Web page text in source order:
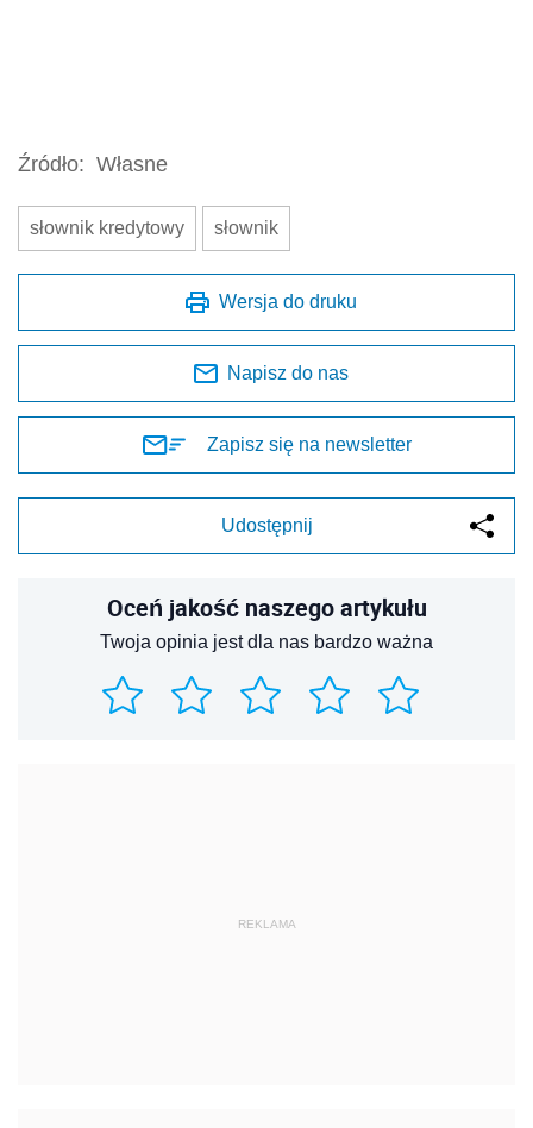
Źródło: Własne
słownik kredytowy słownik
Wersja do druku
Napisz do nas
Zapisz się na newsletter
Udostępnij
Oceń jakość naszego artykułu
Twoja opinia jest dla nas bardzo ważna
REKLAMA